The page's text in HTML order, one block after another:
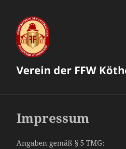
Verein der FFW
Impressum
Angaben gemäß § 5 TMG: